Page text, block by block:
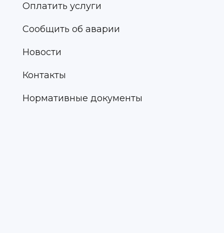
Оплатить услуги
Сообщить об аварии
Новости
Контакты
Нормативные документы